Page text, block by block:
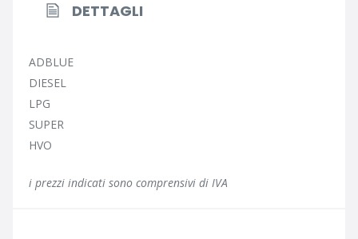
DETTAGLI
ADBLUE
DIESEL
LPG
SUPER
HVO
i prezzi indicati sono comprensivi di IVA